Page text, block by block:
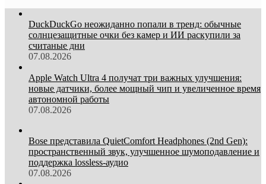
DuckDuckGo неожиданно попали в тренд: обычные
солнцезащитные очки без камер и ИИ раскупили за
считаные дни
07.08.2026
Apple Watch Ultra 4 получат три важных улучшения:
новые датчики, более мощный чип и увеличенное время
автономной работы
07.08.2026
Bose представила QuietComfort Headphones (2nd Gen):
пространственный звук, улучшенное шумоподавление и
поддержка lossless-аудио
07.08.2026